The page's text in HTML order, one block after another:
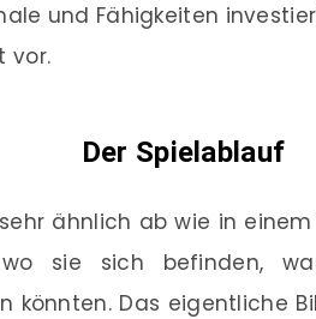
und Fähigkeiten
vor.
Der Spielablauf
ähnlich ab wie in einem
sie sich befinden,
könnten. Das eigentliche